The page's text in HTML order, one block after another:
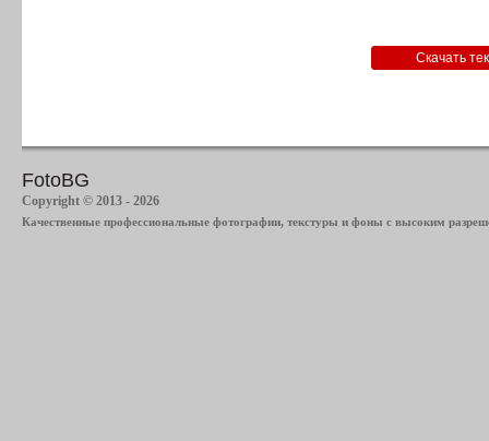
FotoBG
Copyright © 2013 - 2026
Качественные профессиональные фотографии, текстуры и фоны с высоким